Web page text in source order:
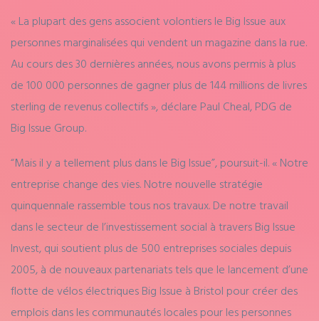
« La plupart des gens associent volontiers le Big Issue aux
personnes marginalisées qui vendent un magazine dans la rue.
Au cours des 30 dernières années, nous avons permis à plus
de 100 000 personnes de gagner plus de 144 millions de livres
sterling de revenus collectifs », déclare Paul Cheal, PDG de
Big Issue Group.
“Mais il y a tellement plus dans le Big Issue”, poursuit-il. « Notre
entreprise change des vies. Notre nouvelle stratégie
quinquennale rassemble tous nos travaux. De notre travail
dans le secteur de l’investissement social à travers Big Issue
Invest, qui soutient plus de 500 entreprises sociales depuis
2005, à de nouveaux partenariats tels que le lancement d’une
flotte de vélos électriques Big Issue à Bristol pour créer des
emplois dans les communautés locales pour les personnes